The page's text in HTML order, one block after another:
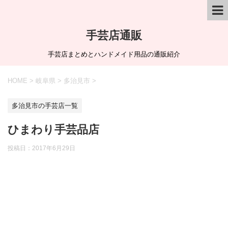
手芸店通販
手芸店まとめとハンドメイド用品の通販紹介
HOME > 岐阜県 > 多治見市 >
多治見市の手芸店一覧
ひまわり手芸品店
投稿日： 2017年6月29日